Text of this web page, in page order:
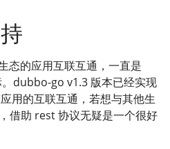
态的应用互联互通，一直是
dubbo-go v1.3 版本已经实现
用的互联互通，若想与其他生
借助 rest 协议无疑是一个很好